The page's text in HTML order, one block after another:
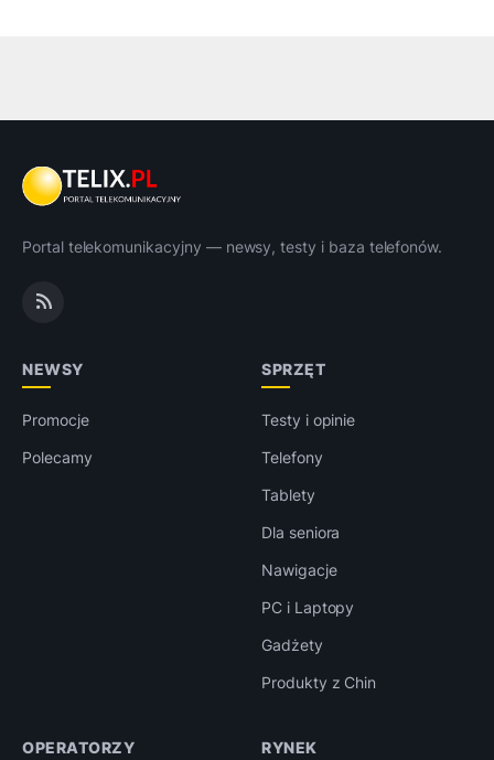
Portal telekomunikacyjny — newsy, testy i baza telefonów.
NEWSY
Promocje
Polecamy
SPRZĘT
Testy i opinie
Telefony
Tablety
Dla seniora
Nawigacje
PC i Laptopy
Gadżety
Produkty z Chin
OPERATORZY RYNEK